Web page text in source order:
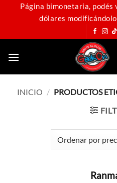
Página bimonetaria, podés
dólares
INICIO / PRODUCTOS